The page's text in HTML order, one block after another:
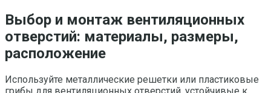
Выбор и монтаж вентиляционных
отверстий: материалы, размеры,
расположение
Используйте металлические решетки или пластиковые
грибы для вентиляционных отверстий, устойчивые к